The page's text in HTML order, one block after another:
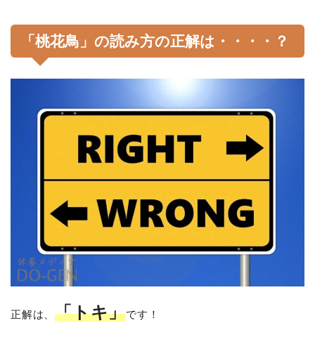
「桃花鳥」の読み方の正解は・・・・？
正解は、「トキ」です！